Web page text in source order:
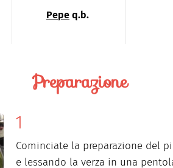
Pepe q.b.
Preparazione
Cominciate la preparazione del
e lessando la verza in una